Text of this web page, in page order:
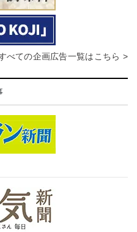
べての企画広告一覧はこちら >